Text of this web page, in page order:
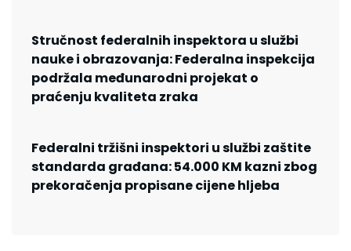
Stručnost federalnih inspektora u službi
nauke i obrazovanja: Federalna inspekcija
podržala međunarodni projekat o
praćenju kvaliteta zraka
Federalni tržišni inspektori u službi zaštite
standarda građana: 54.000 KM kazni zbog
prekoračenja propisane cijene hljeba